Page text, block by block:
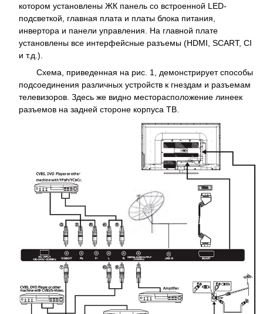
котором установлены ЖК панель со встроенной LED-
подсветкой, главная плата и платы блока питания,
инвертора и панели управления. На главной плате
установлены все интерфейсные разъемы (HDMI, SCART, CI
и т.д.).
Схема, приведенная на рис. 1, демонстрирует способы
подсоединения различных устройств к гнездам и разъемам
телевизоров. Здесь же видно месторасположение линеек
разъемов на задней стороне корпуса ТВ.